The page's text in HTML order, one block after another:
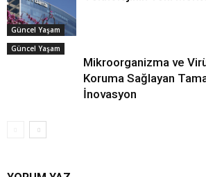
Güncel Yaşam
Güncel Yaşam
Mikroorganizma ve
Koruma Sağlayan
İnovasyon